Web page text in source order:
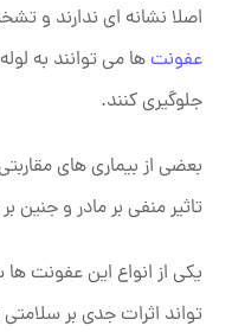
اصلا نشانه ای ندارند و
عفونتها می توانند به
جلوگیری کنند.
بعضی از بیماری های
تاثیر منفی بر مادر و جنین
یکی از انواع این عفونت
‌تواند اثرات جدی بر سلامتی